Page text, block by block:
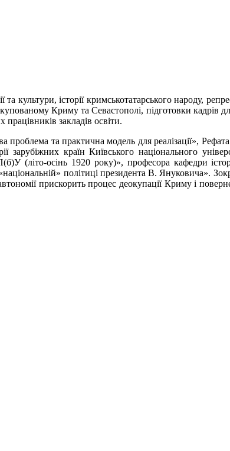
культури, історії кримськотатарського народу,
Криму та Севастополі, підготовки кадрів
закладів освіти.
проблема та практична модель для реалізації»,
зарубіжних країн Київського національного
(літо-осінь 1920 року)», професора кафедри
політиці президента В. Януковича».
прискорить процес деокупації Криму і